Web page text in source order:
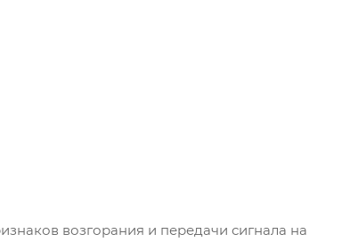
возгорания и передачи сигнала на